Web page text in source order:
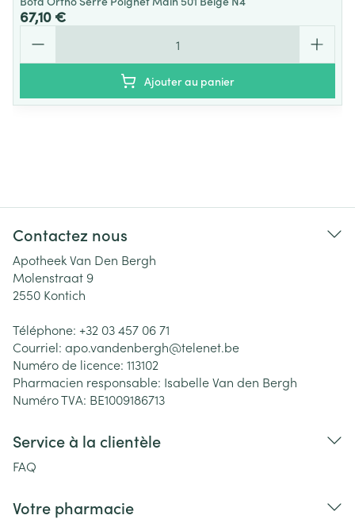
67,10 €
Ajouter au panier
Contactez nous
Apotheek Van Den Bergh
Molenstraat 9
2550 Kontich
Téléphone: +32 03 457 06 71
Courriel: apo.vandenbergh@telenet.be
Numéro de licence: 113102
Pharmacien responsable: Isabelle Van den Bergh
Numéro TVA: BE1009186713
Service à la clientèle
FAQ
Votre pharmacie